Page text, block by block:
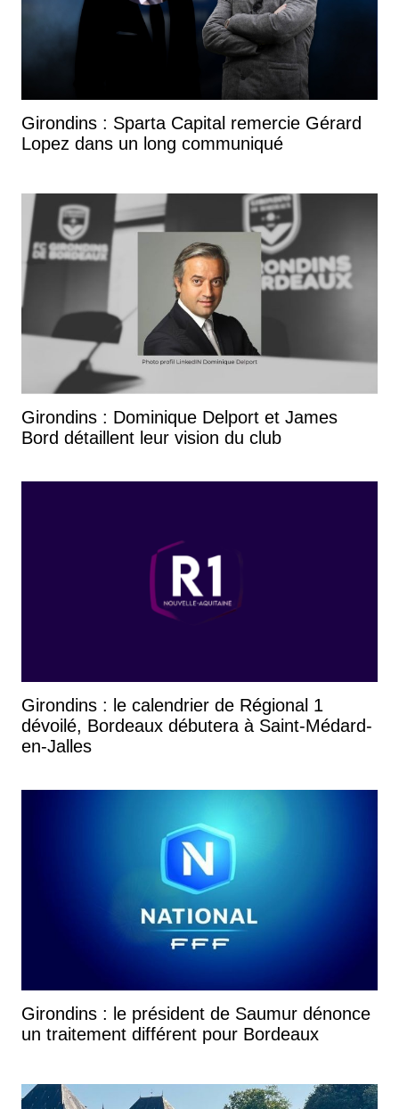
Girondins : Sparta Capital remercie Gérard
Lopez dans un long communiqué
Girondins : Dominique Delport et James
Bord détaillent leur vision du club
Girondins : le calendrier de Régional 1
dévoilé, Bordeaux débutera à Saint-Médard-
en-Jalles
Girondins : le président de Saumur dénonce
un traitement différent pour Bordeaux